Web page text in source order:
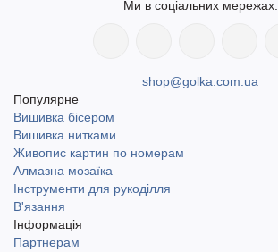
Ми в соціальних мережах:
shop@golka.com.ua
Популярне
Вишивка бісером
Вишивка нитками
Живопис картин по номерам
Алмазна мозаїка
Інструменти для рукоділля
В'язання
Інформація
Партнерам